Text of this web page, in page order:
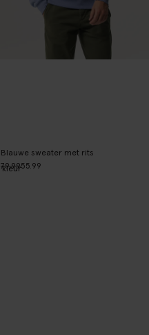
Blauwe sweater met rits
79.9955.99
kleur